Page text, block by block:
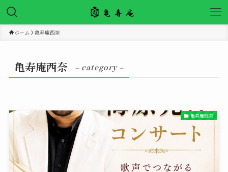
ホーム 亀寿庵西奈
亀寿庵西奈 – category –
亀寿庵西奈